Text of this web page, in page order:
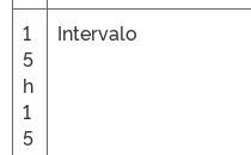
1
5
h
1
5
Intervalo